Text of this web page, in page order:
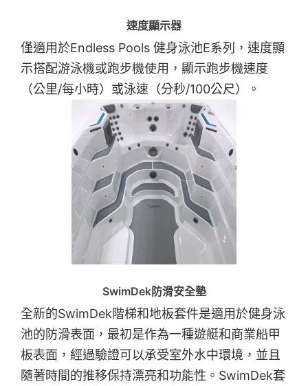
速度顯示器
僅適用於Endless Pools 健身泳池E系列，速度顯
示搭配游泳機或跑步機使用，顯示跑步機速度
（公里/每小時）或泳速（分秒/100公尺）。
SwimDek防滑安全墊
全新的SwimDek階梯和地板套件是適用於健身泳
池的防滑表面，最初是作為一種遊艇和商業船甲
板表面，經過驗證可以承受室外水中環境，並且
隨著時間的推移保持漂亮和功能性。SwimDek套